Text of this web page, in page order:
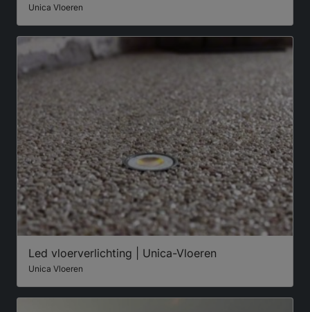
Unica Vloeren
Led vloerverlichting | Unica-Vloeren
Unica Vloeren